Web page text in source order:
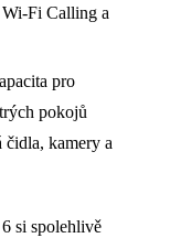
Fi Calling a
pro
pokojů
kamery a
si spolehlivě